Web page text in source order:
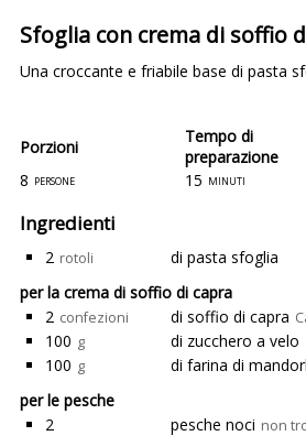
Sfoglia con crema di soffio
Una croccante e friabile base di pasta
Porzioni
Tempo di
preparazione
8 persone 15 minuti
Ingredienti
2 rotoli
di pasta sfoglia
per la crema di soffio di capra
2 confezioni di soffio di capra
100 g
di zucchero a velo
100 g
di farina di
per le pesche
2
pesche noci non